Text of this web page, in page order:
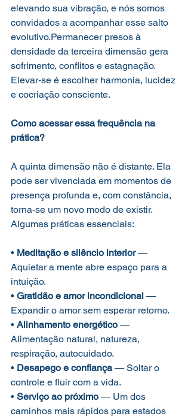
elevando sua vibração, e nós somos
convidados a acompanhar esse salto
evolutivo.Permanecer presos à
densidade da terceira dimensão gera
sofrimento, conflitos e estagnação.
Elevar-se é escolher harmonia, lucidez
e cocriação consciente.
Como acessar essa frequência na
prática?
A quinta dimensão não é distante. Ela
pode ser vivenciada em momentos de
presença profunda e, com constância,
torna-se um novo modo de existir.
Algumas práticas essenciais:
• Meditação e silêncio interior —
Aquietar a mente abre espaço para a
intuição.
• Gratidão e amor incondicional —
Expandir o amor sem esperar retorno.
• Alinhamento energético —
Alimentação natural, natureza,
respiração, autocuidado.
• Desapego e confiança — Soltar o
controle e fluir com a vida.
• Serviço ao próximo — Um dos
caminhos mais rápidos para estados